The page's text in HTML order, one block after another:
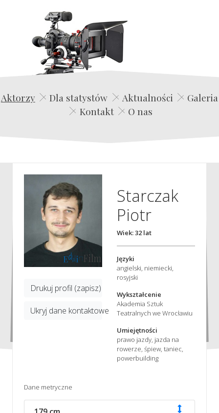
Edwin Film Agencja Aktorska
Aktorzy Dla statystów Aktualności
Galeria
Kontakt
O nas
Drukuj profil (zapisz)
Ukryj dane kontaktowe
Starczak
Piotr
Wiek: 32 lat
Języki
angielski, niemiecki,
rosyjski
Wykształcenie
Akademia Sztuk
Teatralnych we Wrocławiu
Umiejętności
prawo jazdy, jazda na
rowerze, śpiew, taniec,
powerbuilding
Dane metryczne